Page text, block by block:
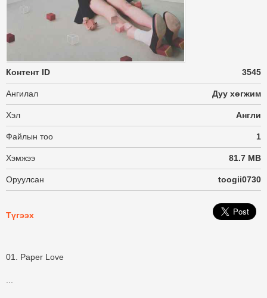
Контент ID 3545
Ангилал Дуу хөгжим
Хэл Англи
Файлын тоо 1
Хэмжээ 81.7 MB
Оруулсан toogii0730
Түгээх
01. Paper Love